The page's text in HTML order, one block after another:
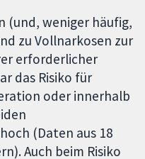
(und, weniger häufig,
zu Vollnarkosen zur
erforderlicher
das Risiko für
oder innerhalb
(Daten aus 18
Auch beim Risiko